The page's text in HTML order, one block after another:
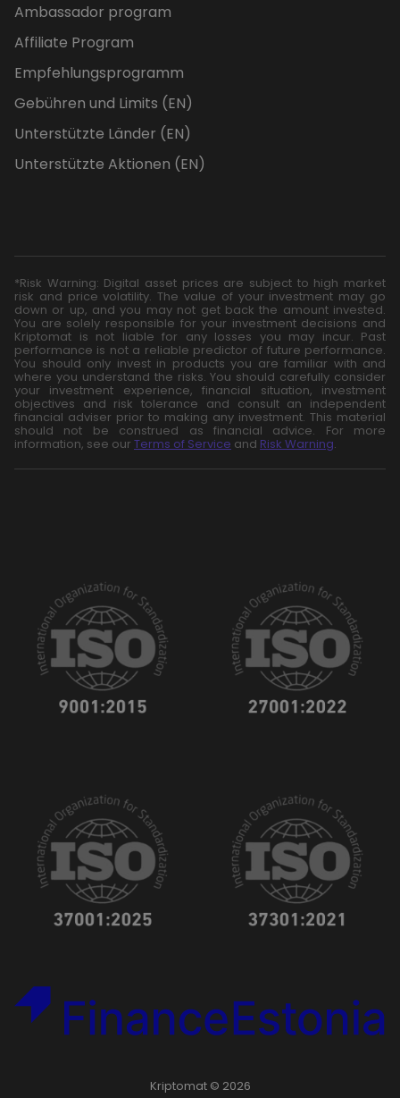
Ambassador program
Affiliate Program
Empfehlungsprogramm
Gebühren und Limits (EN)
Unterstützte Länder (EN)
Unterstützte Aktionen (EN)
*Risk Warning: Digital asset prices are subject to high market
risk and price volatility. The value of your investment may go
down or up, and you may not get back the amount invested.
You are solely responsible for your investment decisions and
Kriptomat is not liable for any losses you may incur. Past
performance is not a reliable predictor of future performance.
You should only invest in products you are familiar with and
where you understand the risks. You should carefully consider
your investment experience, financial situation, investment
objectives and risk tolerance and consult an independent
financial adviser prior to making any investment. This material
should not be construed as financial advice. For more
information, see our Terms of Service and Risk Warning.
Kriptomat © 2026